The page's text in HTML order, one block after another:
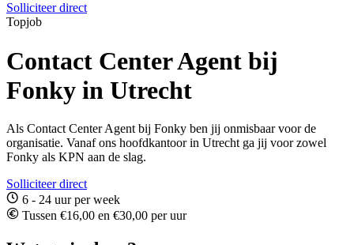
Solliciteer direct
Topjob
Contact Center Agent bij
Fonky in Utrecht
Als Contact Center Agent bij Fonky ben jij onmisbaar voor de
organisatie. Vanaf ons hoofdkantoor in Utrecht ga jij voor zowel
Fonky als KPN aan de slag.
Solliciteer direct
6 - 24 uur per week
Tussen €16,00 en €30,00 per uur